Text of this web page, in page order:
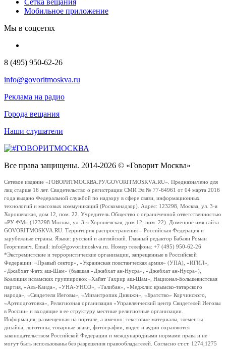
Мобильное приложение
Мы в соцсетях
8 (495) 950-62-26
info@govoritmoskva.ru
Реклама на радио
Города вещания
Наши слушатели
Все права защищены. 2014-2026 © «Говорит Москва»
Сетевое издание «ГОВОРИТМОСКВА.РУ/GOVORITMOSKVA.RU». Предназначено для
лиц старше 16 лет. Свидетельство о регистрации СМИ Эл № 77-64961 от 04 марта 2016
года выдано Федеральной службой по надзору в сфере связи, информационных
технологий и массовых коммуникаций (Роскомнадзор). Адрес: 123298, Москва, ул. 3-я
Хорошевская, дом 12, пом. 22. Учредитель Общество с ограниченной ответственностью
«РУ ФМ» (123298 Москва, ул. 3-я Хорошевская, дом 12, пом. 22). Доменное имя сайта
GOVORITMOSKVA.RU. Территория распространения – Российская Федерация и
зарубежные страны. Языки: русский и английский. Главный редактор Бабаян Роман
Георгиевич. Email: info@govoritmoskva.ru. Номер телефона: +7 (495) 950-62-26
*Экстремистские и террористические организации, запрещенные в Российской
Федерации: «Правый сектор», «Украинская повстанческая армия» (УПА), «ИГИЛ»,
«Джабхат Фатх аш-Шам» (бывшая «Джабхат ан-Нусра», «Джебхат ан-Нусра»),
Коалиция исламских группировок «Хайят Тахрир аш-Шам», Национал-Большевистская
партия, «Аль-Каида», «УНА-УНСО», «Талибан», «Меджлис крымско-татарского
народа», «Свидетели Иеговы», «Мизантропик Дивижн», «Братство» Корчинского,
«Артподготовка», Религиозная организация «Управленческий центр Свидетелей Иеговы
в России» и входящие в ее структуру местные религиозные организации.
Информация, размещенная на портале, а именно: текстовые материалы, элементы
дизайна, логотипы, товарные знаки, фотографии, видео и аудио охраняются
законодательством Российской Федерации и международными нормами права и не
могут быть использованы без разрешения правообладателей. Согласно ст.ст. 1274,1275